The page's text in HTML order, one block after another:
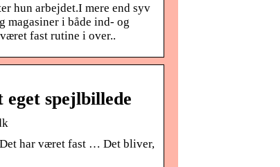
hun arbejdet.I mere end syv
magasiner i både ind- og
fast rutine i over..
spejlbillede
har været fast … Det bliver,